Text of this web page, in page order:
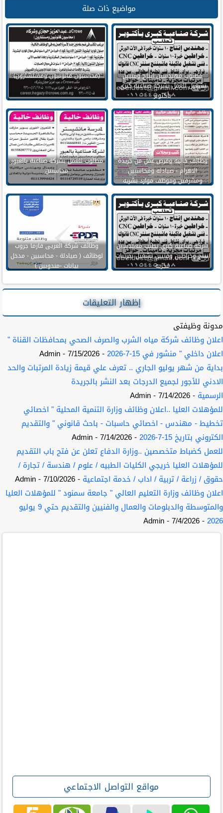
مواضيع ذات صلة
مطلوب مهندسين انتاج وفنيين
تشغيل للعمل بشركة صناعية كبري
بأكتوبر
(محاسبون قانونيون ومستشارون)
وظائف خاليه وفرص عمل من جريدة
الاهرام - صيادله ومحاسبين
ومشرفين وموظف موارد بشريه
مطلوب للعمل بشركة صناعية بالعبور
محاسبين
شركة صناعية كبري تطلب مهندسين
انتاج وخراطين وفنيين تشغيل بمرتبات
مجزيه
وظائف شركة العربى فارما جروب
لوظائف ( صيادلة - محاسبين - مدخل
بيانات -مندوبين )
إظهار التعليقات
مدونة وظيفتى
اعلان وظائف شركة مياه الشرب والصرف الصحي بمحافظات القناة "
اعلان داخلي " منشور في 15-7-2026
- 7/15/2026
- Admin
بداية من شهر يوليو الجاري .. تعرف علي قيمة زيادة المرتبات والحد
الادني للأجور لجميع الدرجات بعد النشر بالجريدة
الرسمية - 7/14/2026
- Admin
للمؤهلات العليا ..اعلان وظائف وزارة التنمية المحلية " اخصائي
تخطيط - مهندس - اخصائي حاسبات - باحث قانوني " والتقديم
الكتروني بتاريخ 15-7-2026
- 7/14/2026
- Admin
للعمل كضباط متخصصين ..وزارة الدفاع تعلن عن فتح باب التقديم
للمؤهلات العليا خريجي الكليات الطبيه / علوم / هندسة / تجارة /
حقوق / زراعة / تربية / اداب / خدمة اجتماعية - 7/10/2026
- Admin
اعلان وظائف وزارة التعليم العالي " جامعة سمنود " للمؤهلات العليا
والمتوسطة والدبلومات والعمال والفنيين والتقديم حتي 9 يوليو
2026
- 7/4/2026
- Admin
مواقع التواصل الاجتماعي